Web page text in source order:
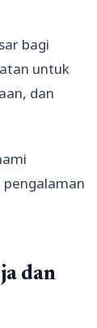
bagi
untuk
dan
dan